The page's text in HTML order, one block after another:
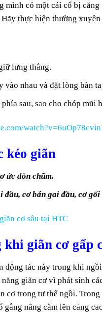
mình có một cái cổ bị
thực hiện thường
lưng thẳng.
vào nhau và đặt lòng bàn
sau, sao cho chóp mũi
kéo giãn
ức đòn chũm.
đầu, cơ bán gai đầu, cơ
cơ sâu tại HTC
giãn cơ gấp
động tác này trong khi
giãn cơ vì phát sinh
cơ trong tư thế ngồi.
gắng nâng cằm lên càng